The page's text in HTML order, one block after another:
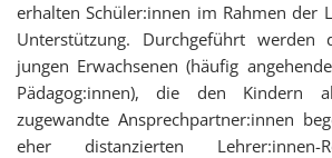
erhalten Schüler:innen im Rahmen der
Unterstützung. Durchgeführt werden
jungen Erwachsenen (häufig
Pädagog:innen), die den Kindern
zugewandte Ansprechpartner:innen
eher distanzierten